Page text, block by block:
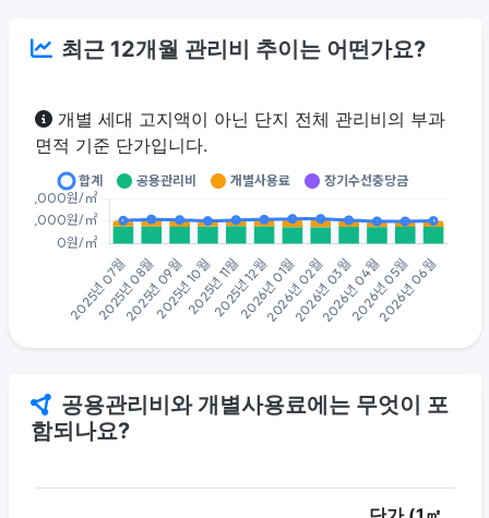
최근 12개월 관리비 추이는 어떤가요?
개별 세대 고지액이 아닌 단지 전체 관리비의 부과
면적 기준 단가입니다.
공용관리비와 개별사용료에는 무엇이 포
함되나요?